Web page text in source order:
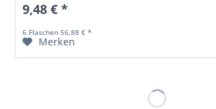
9,48 € *
6 Flaschen 56,88 € *
Merken